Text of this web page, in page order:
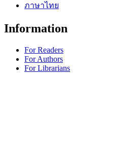
ภาษาไทย
Information
For Readers
For Authors
For Librarians